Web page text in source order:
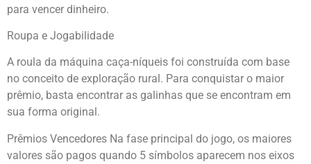
para vencer dinheiro.
Roupa e Jogabilidade
A roula da máquina caça-níqueis foi construída com base
no conceito de exploração rural. Para conquistar o maior
prêmio, basta encontrar as galinhas que se encontram em
sua forma original.
Prêmios Vencedores Na fase principal do jogo, os maiores
valores são pagos quando 5 símbolos aparecem nos eixos